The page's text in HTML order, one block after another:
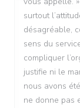
surtout
désagréable,
sens du
compliquer
justifie ni le
nous avons
ne donne pas